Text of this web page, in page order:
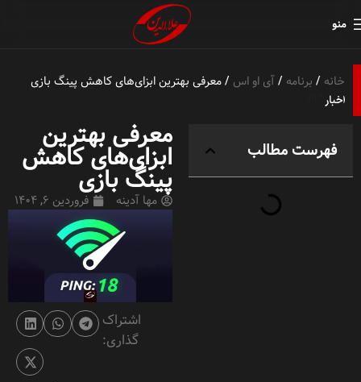
منو
خانه برنامه آی او اس معرفی بهترین ابزای‌های کاهش پینگ بازی
فهرست مطالب معرفی بهترین
ابزای‌های کاهش
پینگ بازی
مها آدینه فروردین 6, 1404
اشتراک
گذاری: